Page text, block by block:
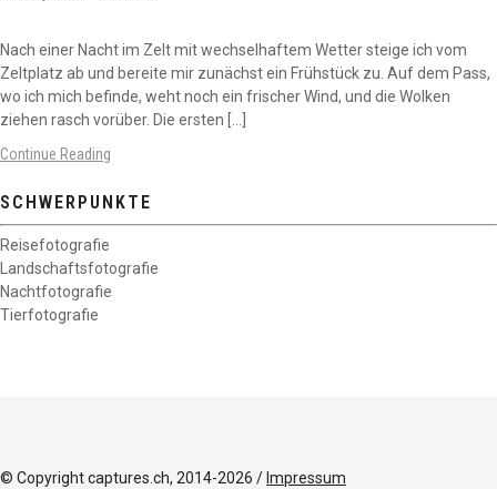
Nach einer Nacht im Zelt mit wechselhaftem Wetter steige ich vom
Zeltplatz ab und bereite mir zunächst ein Frühstück zu. Auf dem Pass,
wo ich mich befinde, weht noch ein frischer Wind, und die Wolken
ziehen rasch vorüber. Die ersten […]
Continue Reading
SCHWERPUNKTE
Reisefotografie
Landschaftsfotografie
Nachtfotografie
Tierfotografie
© Copyright captures.ch, 2014-2026 /Impressum